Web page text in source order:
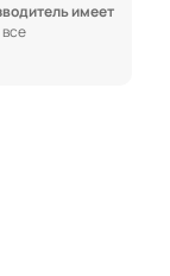
имеет